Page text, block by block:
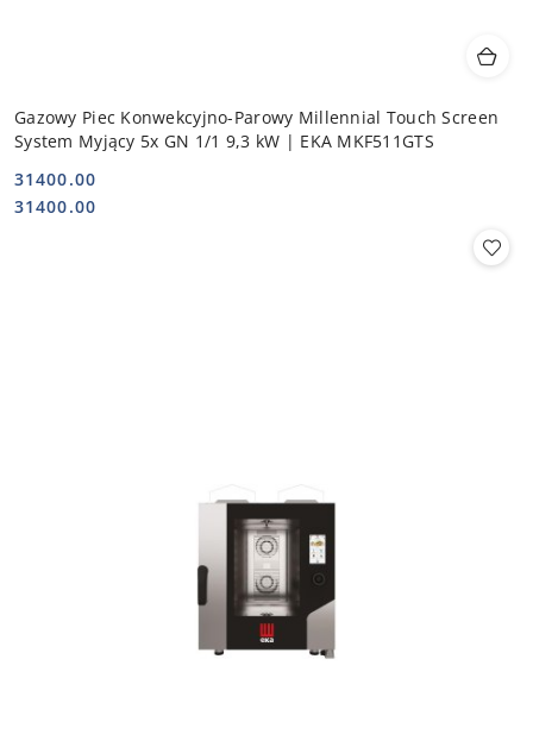
Gazowy Piec Konwekcyjno-Parowy Millennial Touch Screen
System Myjący 5x GN 1/1 9,3 kW | EKA MKF511GTS
Cena:
31400.00
Cena:
31400.00